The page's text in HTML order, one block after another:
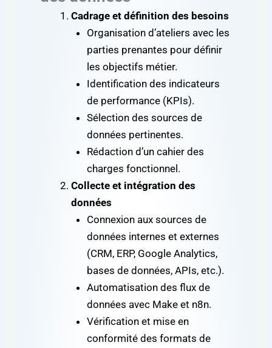
Cadrage et définition des besoins
Organisation d’ateliers avec les
parties prenantes pour définir
les objectifs métier.
Identification des indicateurs
de performance (KPIs).
Sélection des sources de
données pertinentes.
Rédaction d’un cahier des
charges fonctionnel.
Collecte et intégration des
données
Connexion aux sources de
données internes et externes
(CRM, ERP, Google Analytics,
bases de données, APIs, etc.).
Automatisation des flux de
données avec Make et n8n.
Vérification et mise en
conformité des formats de